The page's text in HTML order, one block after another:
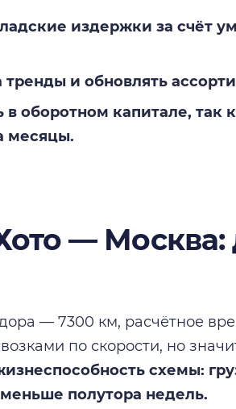
издержки за счёт
тренды и обновлять
оборотном капитале, так
месяцы.
— Москва:
— 7300 км, расчётное
по скорости, но
схемы:
меньше полутора недель.